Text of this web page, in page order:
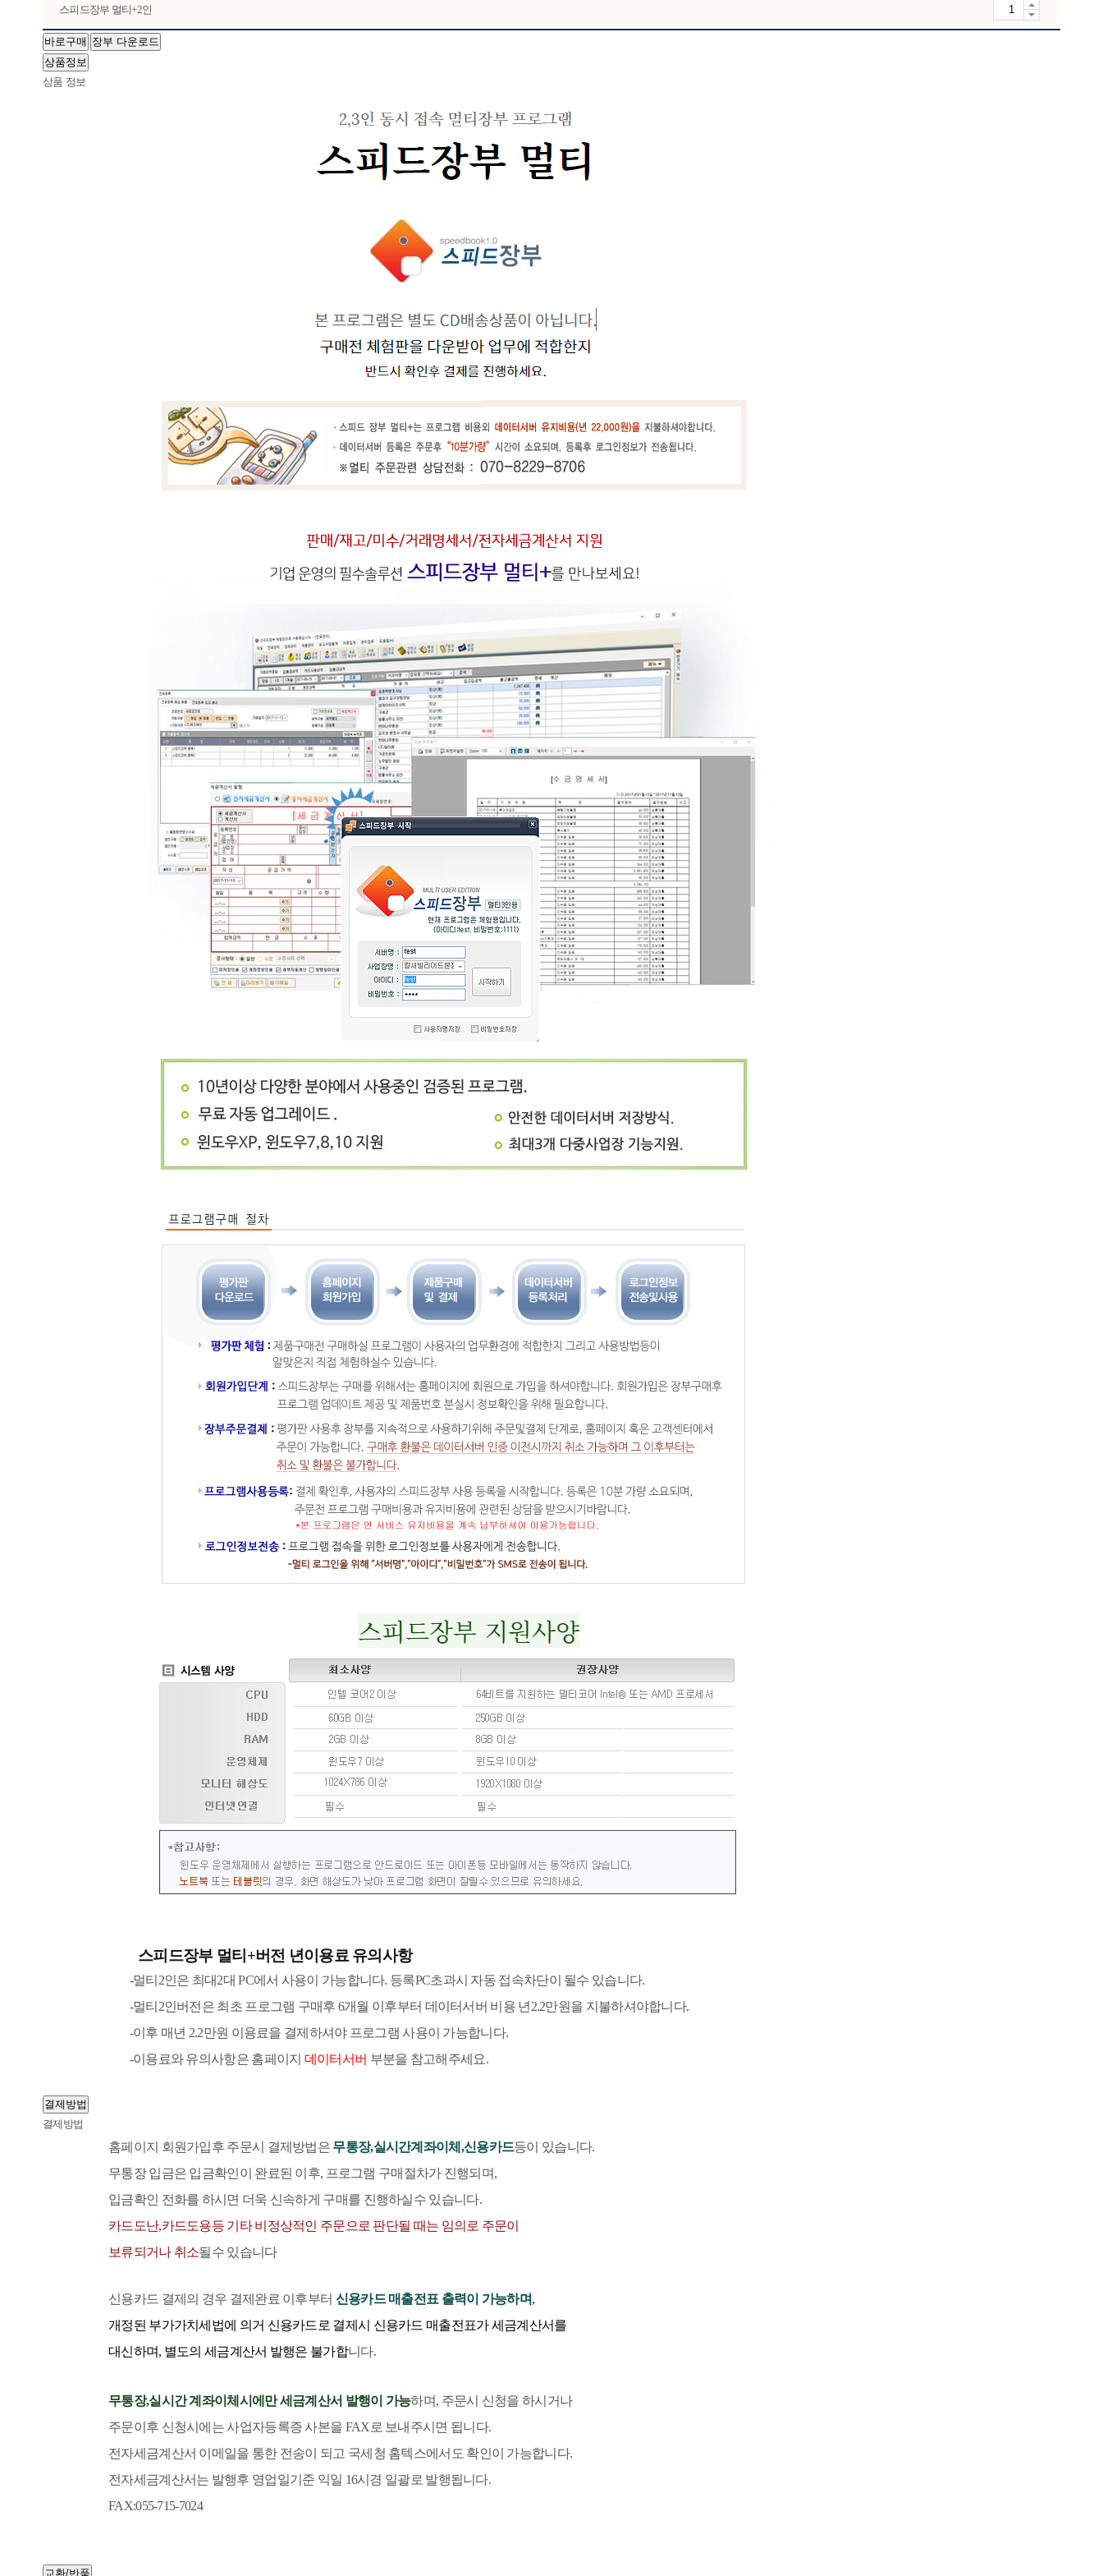
스피드장부 멀티+2인
상품정보
상품 정보
스피드장부 멀티+버전 년이용료 유의사항
-멀티2인은 최대2대 PC에서 사용이 가능합니다. 등록PC초과시 자동 접속차단이 될수 있습니다.
-멀티2인버전은 최초 프로그램 구매후 6개월 이후부터 데이터서버 비용 년2.2만원을 지불하셔야합니다.
-이후 매년 2.2만원 이용료을 결제하셔야 프로그램 사용이 가능합니다.
-이용료와 유의사항은 홈페이지 데이터서버 부분을 참고해주세요.
결제방법
결제방법
홈페이지 회원가입후 주문시 결제방법은 무통장,실시간계좌이체,신용카드등이 있습니다.
무통장 입금은 입금확인이 완료된 이후, 프로그램 구매절차가 진행되며,
입금확인 전화를 하시면 더욱 신속하게 구매를 진행하실수 있습니다.
카드도난,카드도용등 기타 비정상적인 주문으로 판단될 때는 임의로 주문이
보류되거나 취소될수 있습니다
신용카드 결제의 경우 결제완료 이후부터 신용카드 매출전표 출력이 가능하며,
개정된 부가가치세법에 의거 신용카드로 결제시 신용카드 매출전표가 세금계산서를
대신하며, 별도의 세금계산서 발행은 불가합니다.
무통장,실시간 계좌이체시에만 세금계산서 발행이 가능하며, 주문시 신청을 하시거나
주문이후 신청시에는사업자등록증 사본을 FAX로 보내주시면 됩니다.
전자세금계산서 이메일을 통한 전송이 되고 국세청 홈텍스에서도 확인이 가능합니다.
전자세금계산서는 발행후 영업일기준 익일 16시경 일괄로 발행됩니다.
FAX:055-715-7024
교환/반품